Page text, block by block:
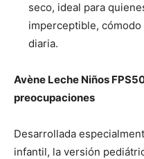
seco, ideal para
imperceptible,
diaria.
Avène Leche Niños
preocupaciones
Desarrollada
infantil, la versión